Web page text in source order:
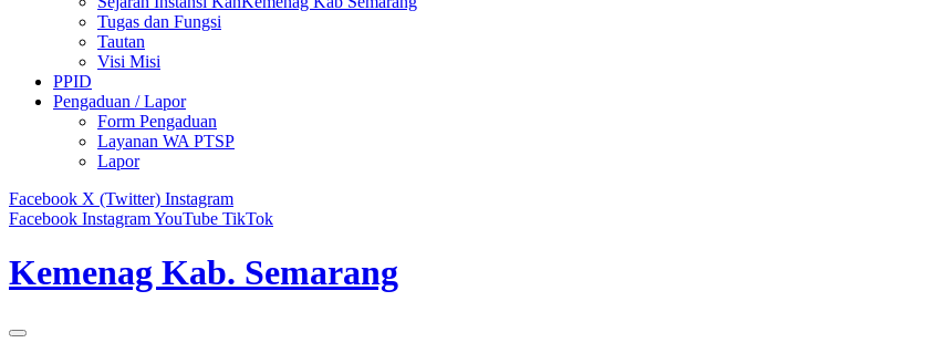
Tugas dan Fungsi
Tautan
Visi Misi
PPID
Pengaduan / Lapor
Form Pengaduan
Layanan WA PTSP
Lapor
Facebook X (Twitter) Instagram
Facebook InstagramYouTube TikTok
Kemenag Kab. Semarang